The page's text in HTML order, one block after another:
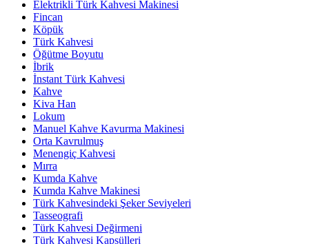
Elektrikli Türk Kahvesi Makinesi
Fincan
Köpük
Türk Kahvesi
Öğütme Boyutu
İbrik
İnstant Türk Kahvesi
Kahve
Kiva Han
Lokum
Manuel Kahve Kavurma Makinesi
Orta Kavrulmuş
Menengiç Kahvesi
Mırra
Kumda Kahve
Kumda Kahve Makinesi
Türk Kahvesindeki Şeker Seviyeleri
Tasseografi
Türk Kahvesi Değirmeni
Türk Kahvesi Kapsülleri